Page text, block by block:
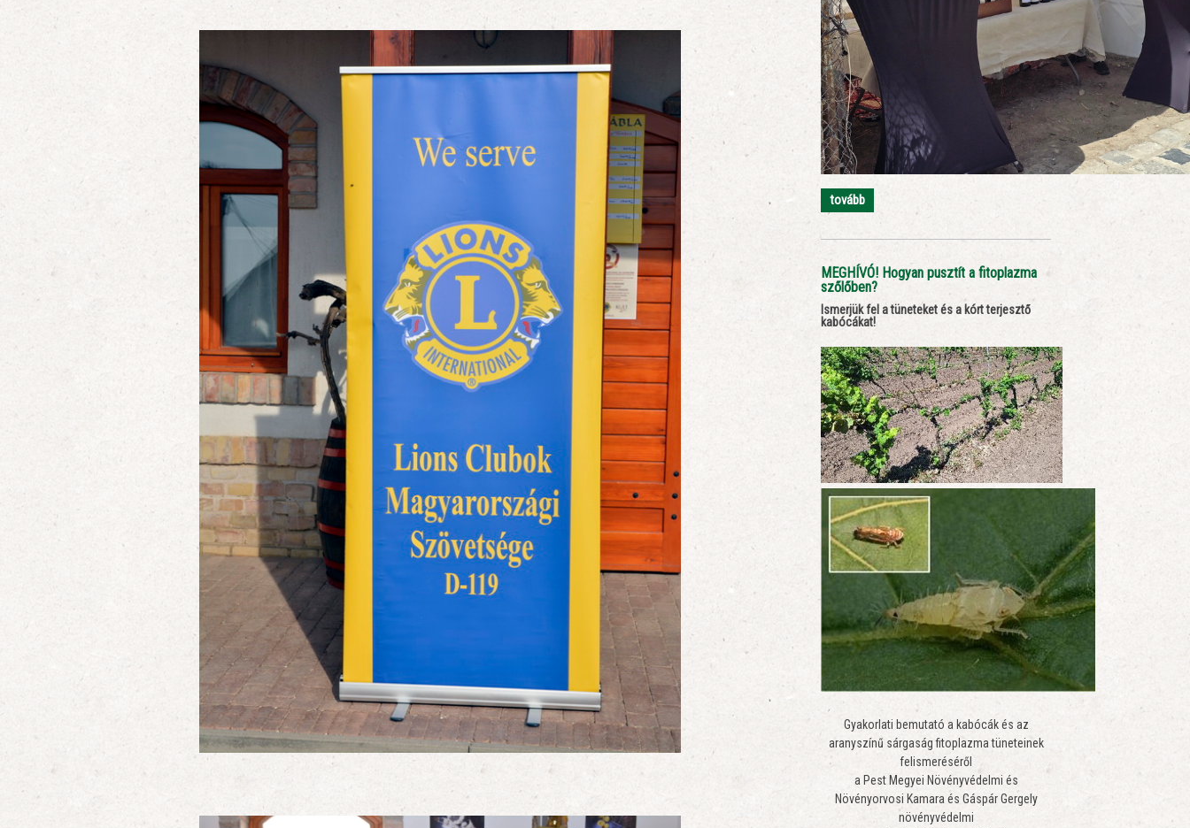
tovább
MEGHÍVÓ! Hogyan pusztít a fitoplazma
szőlőben?
Ismerjük fel a tüneteket és a kórt terjesztő
kabócákat!
Gyakorlati bemutató a kabócák és az
aranyszínű sárgaság fitoplazma tüneteinek
felismeréséről
a Pest Megyei Növényvédelmi és
Növényorvosi Kamara és Gáspár Gergely
növényvédelmi